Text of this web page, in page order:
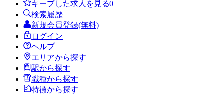
キープした求人を見る0
検索履歴
新規会員登録(無料)
ログイン
ヘルプ
エリアから探す
駅から探す
職種から探す
特徴から探す